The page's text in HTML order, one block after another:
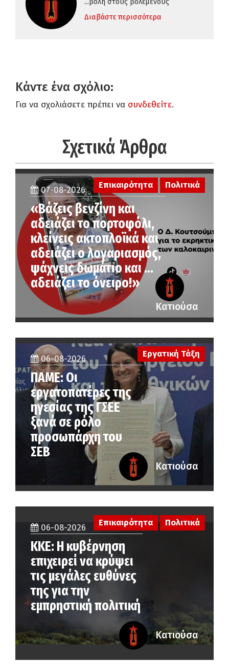
Διαβάστε περισσότερα
Κάντε ένα σχόλιο:
Για να σχολιάσετε πρέπει να συνδεθείτε.
Σχετικά Άρθρα
Επικαιρότητα Πολιτικά
07-08-2026
«Βάζεις βενζίνη και
αδειάζει το πορτοφόλι,
κλείνεις ακτοπλοϊκά και
αδειάζει ο λογαριασμός,
ψάχνεις δωμάτιο και …
αδειάζει το όνειρο!»
Κατιούσα
06-08-2026
ΠΑΜΕ: Οι
εργατοπατέρες της
ηγεσίας της ΓΣΕΕ
ξανά σε ρόλο
προσωπάρχη του
ΣΕΒ
Εργατική Τάξη
Κατιούσα
06-08-2026
ΚΚΕ: Η κυβέρνηση
επιχειρεί να κρύψει
τις μεγάλες ευθύνες
της για την
εμπρηστική πολιτική
Επικαιρότητα Πολιτικά
Κατιούσα